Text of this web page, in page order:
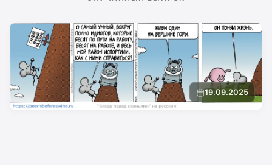
19.09.2025